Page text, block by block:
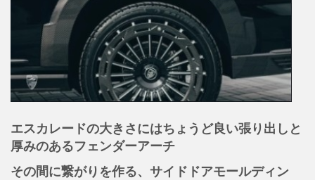
エスカレードの大きさにはちょうど良い張り出しと
厚みのあるフェンダーアーチ
その間に繋がりを作る、サイドドアモールディン